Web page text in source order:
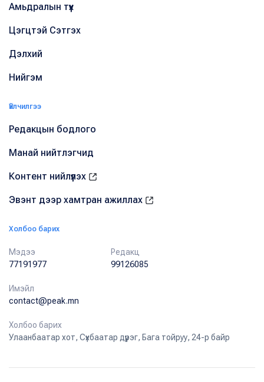
Амьдралын түүх
Цэгцтэй Сэтгэх
Дэлхий
Нийгэм
Үйлчилгээ
Редакцын бодлого
Манай нийтлэгчид
Контент нийлүүлэх
Эвэнт дээр хамтран ажиллах
Холбоо барих
Мэдээ
77191977
Редакц
99126085
Имэйл
contact@peak.mn
Холбоо барих
Улаанбаатар хот, Сүхбаатар дүүрэг, Бага тойруу, 24-р байр